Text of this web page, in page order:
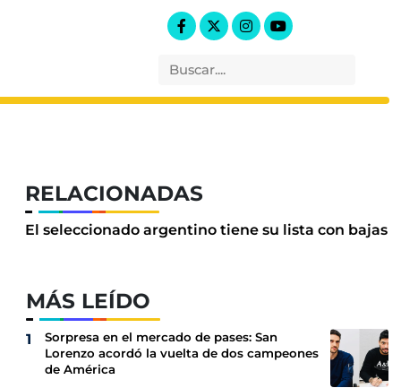
RELACIONADAS
El seleccionado argentino tiene su lista con bajas
MÁS LEÍDO
Sorpresa en el mercado de pases: San
Lorenzo acordó la vuelta de dos campeones
de América